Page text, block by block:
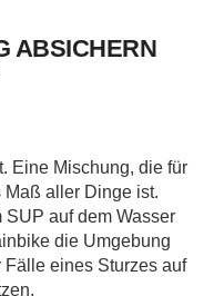
ABSICHERN
Eine Mischung, die für
aller Dinge ist.
SUP auf dem Wasser
die Umgebung
eines Sturzes auf